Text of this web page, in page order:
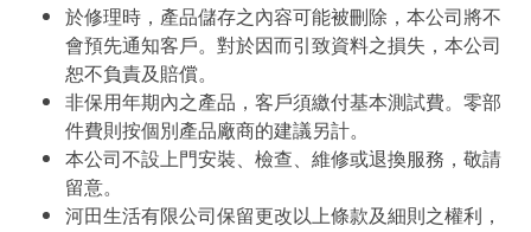
於修理時，產品儲存之內容可能被刪除，本公司將不
會預先通知客戶。對於因而引致資料之損失，本公司
恕不負責及賠償。
非保用年期內之產品，客戶須繳付基本測試費。零部
件費則按個別產品廠商的建議另計。
本公司不設上門安裝、檢查、維修或退換服務，敬請
留意。
河田生活有限公司保留更改以上條款及細則之權利，